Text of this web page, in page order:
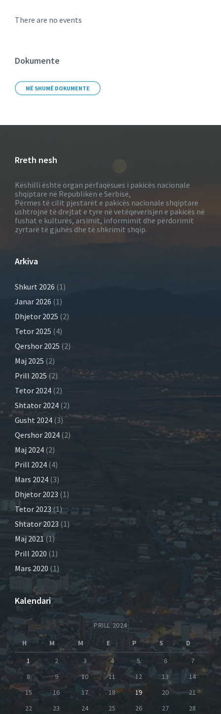
There are no events
Dokumente
MË SHUMË DOKUMENTE
Rreth nesh
Këshilli është organ përfaqësues i pakicës nacionale
shqiptare në Republikën e Serbisë,
Përmes të cilit pjestarët e pakicës nacionale shqiptare
ushtrojnë të drejtat e tyre në vetëqeverisjen e pakicës në
fushat e kulturës, arsimit, informimit dhe përdorimit
zyrtarë të gjuhës dhe të shkrimit shqip.
Arkiva
Shkurt 2026 (1)
Janar 2026 (1)
Dhjetor 2025 (2)
Tetor 2025 (4)
Qershor 2025 (2)
Maj 2025 (2)
Prill 2025 (2)
Tetor 2024 (2)
Shtator 2024 (2)
Gusht 2024 (3)
Qershor 2024 (2)
Maj 2024 (2)
Prill 2024 (4)
Mars 2024 (3)
Dhjetor 2023 (1)
Tetor 2023(1)
Shtator 2023 (1)
Maj 2021(1)
Prill 2020 (1)
Mars 2020 (1)
Kalendari
PRILL 2024
H
M M E P S
D
1
2 3 4 5 6
7
8
9 10 11 12 13
14
15
16 17 18 19 20
21
22
23 24 25 26 27 28